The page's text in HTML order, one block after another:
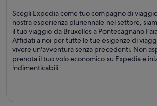
Scegli Expedia come tuo compagno di
nostra esperienza pluriennale nel settore,
il tuo viaggio da Bruxelles a Pontecagnano
Affidati a noi per tutte le tue esigenze di
vivere un'avventura senza precedenti. Non
prenota il tuo volo economico su Expedia e
indimenticabili.